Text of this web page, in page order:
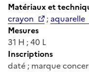
Matériaux et
crayon
; aquarelle
Mesures
31 H ; 40 L
Inscriptions
daté ; marque